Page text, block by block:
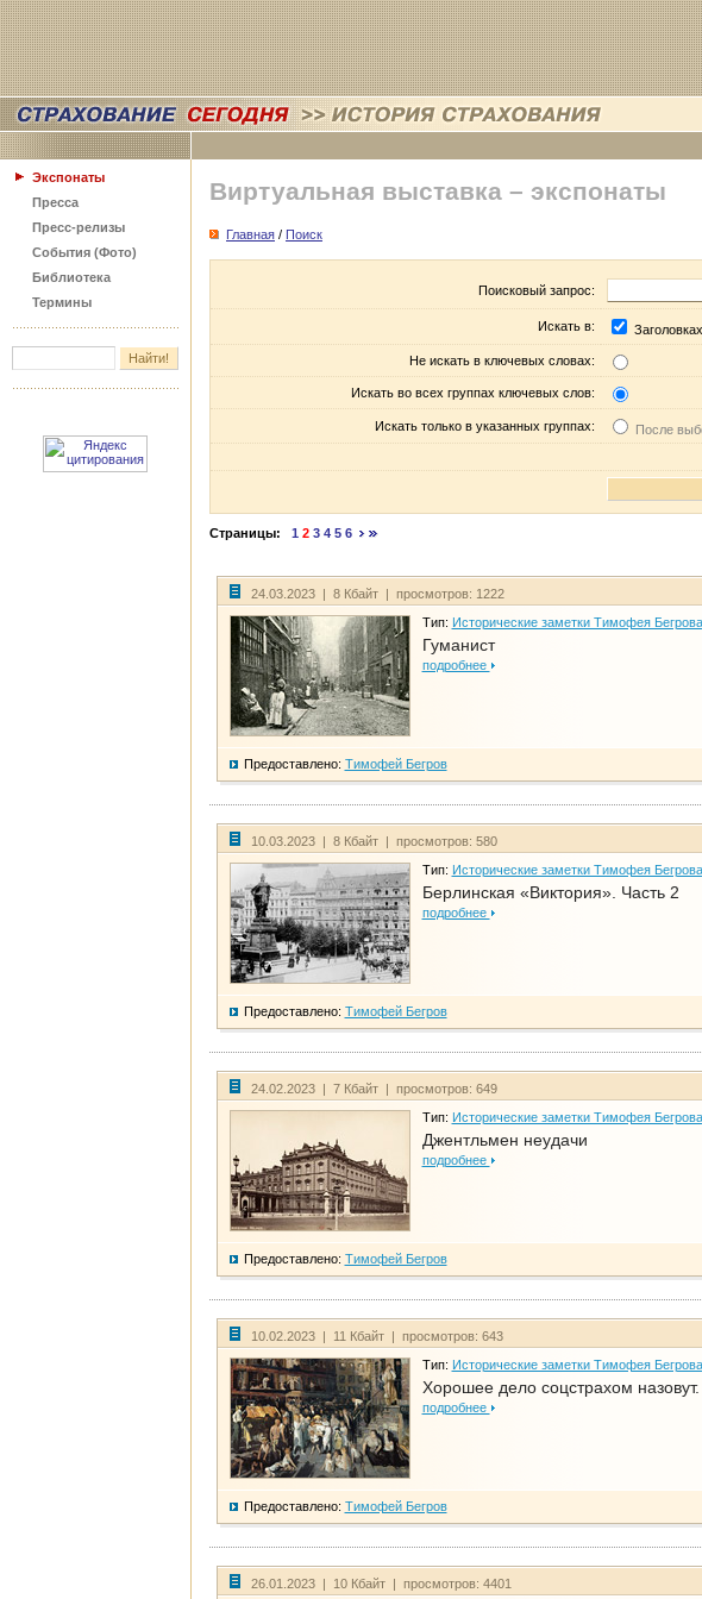
Экспонаты
Пресса
Пресс-релизы
События (Фото)
Библиотека
Термины
Виртуальная выставка – экспонаты
Главная / Поиск
Поисковый запрос:
Искать в:
Не искать в ключевых словах:
Искать во всех группах ключевых слов:
Искать только в указанных группах: После
Страницы: 1 2 3 4 5 6
24.03.2023 | 8 Кбайт | просмотров: 1222
Тип: Исторические заметки Тимофея Бегрова
Гуманист
подробнее
Предоставлено: Тимофей Бегров
10.03.2023 | 8 Кбайт | просмотров: 580
Тип: Исторические заметки Тимофея Бегрова
Берлинская «Виктория». Часть 2
подробнее
Предоставлено: Тимофей Бегров
24.02.2023 | 7 Кбайт | просмотров: 649
Тип: Исторические заметки Тимофея Бегрова
Джентльмен неудачи
подробнее
Предоставлено: Тимофей Бегров
10.02.2023 | 11 Кбайт | просмотров: 643
Тип: Исторические заметки Тимофея Бегрова
Хорошее дело соцстрахом назовут.
подробнее
Предоставлено: Тимофей Бегров
26.01.2023 | 10 Кбайт | просмотров: 4401